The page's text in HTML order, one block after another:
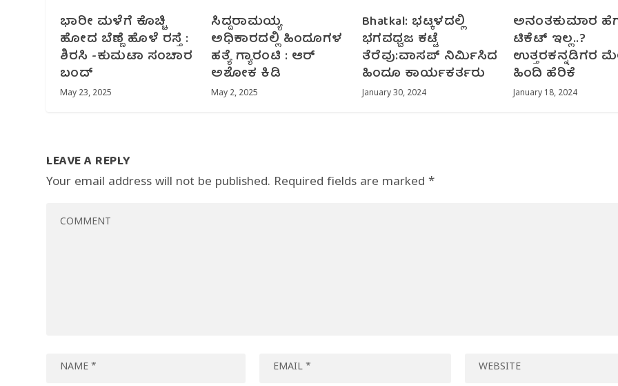
ಭಾರೀ ಮಳೆಗೆ ಕೊಚ್ಚಿ
ಹೋದ ಬೆಣ್ಣೆ ಹೊಳೆ ರಸ್ತೆ :
ಶಿರಸಿ -ಕುಮಟಾ ಸಂಚಾರ
ಬಂದ್
May 23, 2025
ಸಿದ್ದರಾಮಯ್ಯ
ಅಧಿಕಾರದಲ್ಲಿ ಹಿಂದೂಗಳ
ಹತ್ಯೆ ಗ್ಯಾರಂಟಿ‌ : ಆರ್
ಅಶೋಕ‌ ಕಿಡಿ
May 2, 2025
Bhatkal: ಭಟ್ಕಳದಲ್ಲಿ
ಭಗವಧ್ವಜ ಕಟ್ಟೆ
ತೆರೆವು:ವಾಸಪ್ ನಿರ್ಮಿಸಿದ
ಹಿಂದೂ ಕಾರ್ಯಕರ್ತರು
January 30, 2024
ಅನಂತಕುಮಾರ
ಟಿಕೆಟ್ ಇಲ್ಲ..?
ಉತ್ತರಕನ್ನಡಿಗರ
ಹಿಂದಿ ಹೆರಿಕೆ
January 18, 2024
LEAVE A REPLY
Your email address will not be published. Required fields are marked*